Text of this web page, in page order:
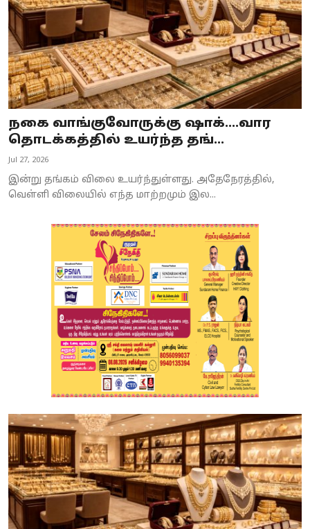
நகை வாங்குவோருக்கு ஷாக்....வார
தொடக்கத்தில் உயர்ந்த தங்...
Jul 27, 2026
இன்று தங்கம் விலை உயர்ந்துள்ளது. அதேநேரத்தில்,
வெள்ளி விலையில் எந்த மாற்றமும் இல...